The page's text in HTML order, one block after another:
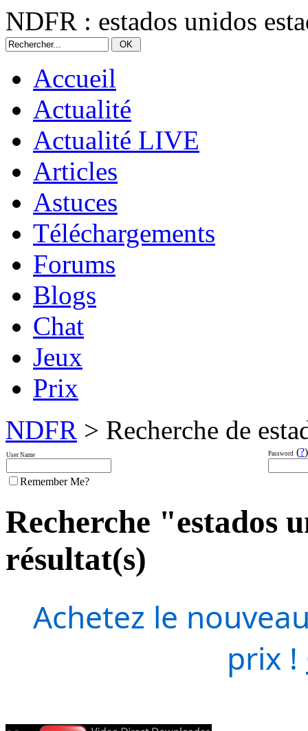
NDFR : estados unidos
Accueil
Actualité
Actualité LIVE
Articles
Astuces
Téléchargements
Forums
Blogs
Chat
Jeux
Prix
NDFR > Recherche de
User Name Password (?)
Remember Me?
Recherche "estados
résultat(s)
Achetez le
prix !